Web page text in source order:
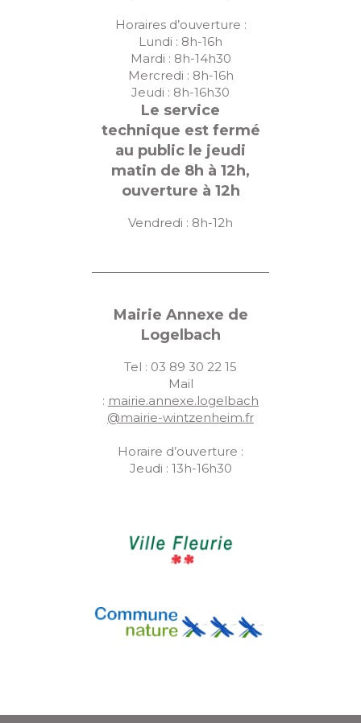
Horaires d’ouverture :
Lundi : 8h-16h
Mardi : 8h-14h30
Mercredi : 8h-16h
Jeudi : 8h-16h30
Le service
technique est fermé
au public le jeudi
matin de 8h à 12h,
ouverture à 12h
Vendredi : 8h-12h
Mairie Annexe de
Logelbach
Tel : 03 89 30 22 15
Mail
: mairie.annexe.logelbach
@mairie-wintzenheim.fr
Horaire d’ouverture :
Jeudi : 13h-16h30